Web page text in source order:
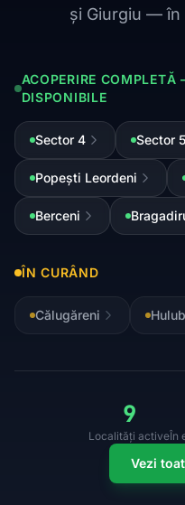
și Giurgiu — în
ACOPERIRE
DISPONIBILE
Sector 4 Sector 5
Popești Leordeni
Berceni
ÎN CURÂND
Călugăreni
9
Localități activeÎn
Vezi